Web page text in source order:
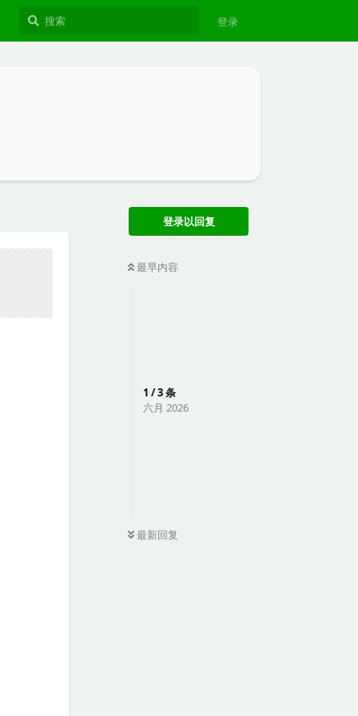
登录
登录以回复
最早内容
1 /3条
六月 2026
最新回复